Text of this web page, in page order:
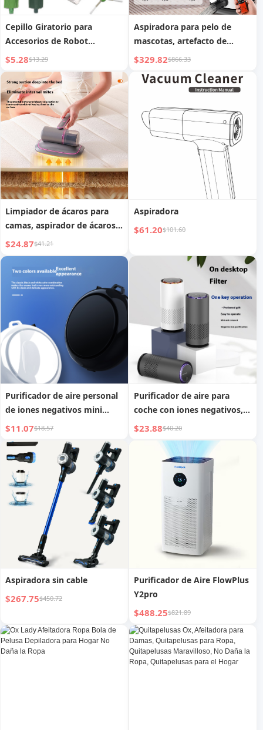
Cepillo Giratorio para
Accesorios de Robot
Barredor
$5.28$13.29
Aspiradora para pelo de
mascotas, artefacto de
soplado de alta potencia,
uno, cortapelos para perros
$329.82$866.33
Limpiador de ácaros para
camas, aspirador de ácaros
con succión potente para el
hogar
$24.87$41.21
Aspiradora
$61.20$101.60
Purificador de aire personal
de iones negativos mini
portátil para coche y hogar,
$11.07$18.57
Purificador de aire para
coche con iones negativos,
eliminación de humo y
polvo, purificador de aire
pequeño y portátil para
escritorio
$23.88$40.20
Aspiradora sin cable
$267.75$450.72
Purificador de Aire FlowPlus
Y2pro
$488.25$821.89